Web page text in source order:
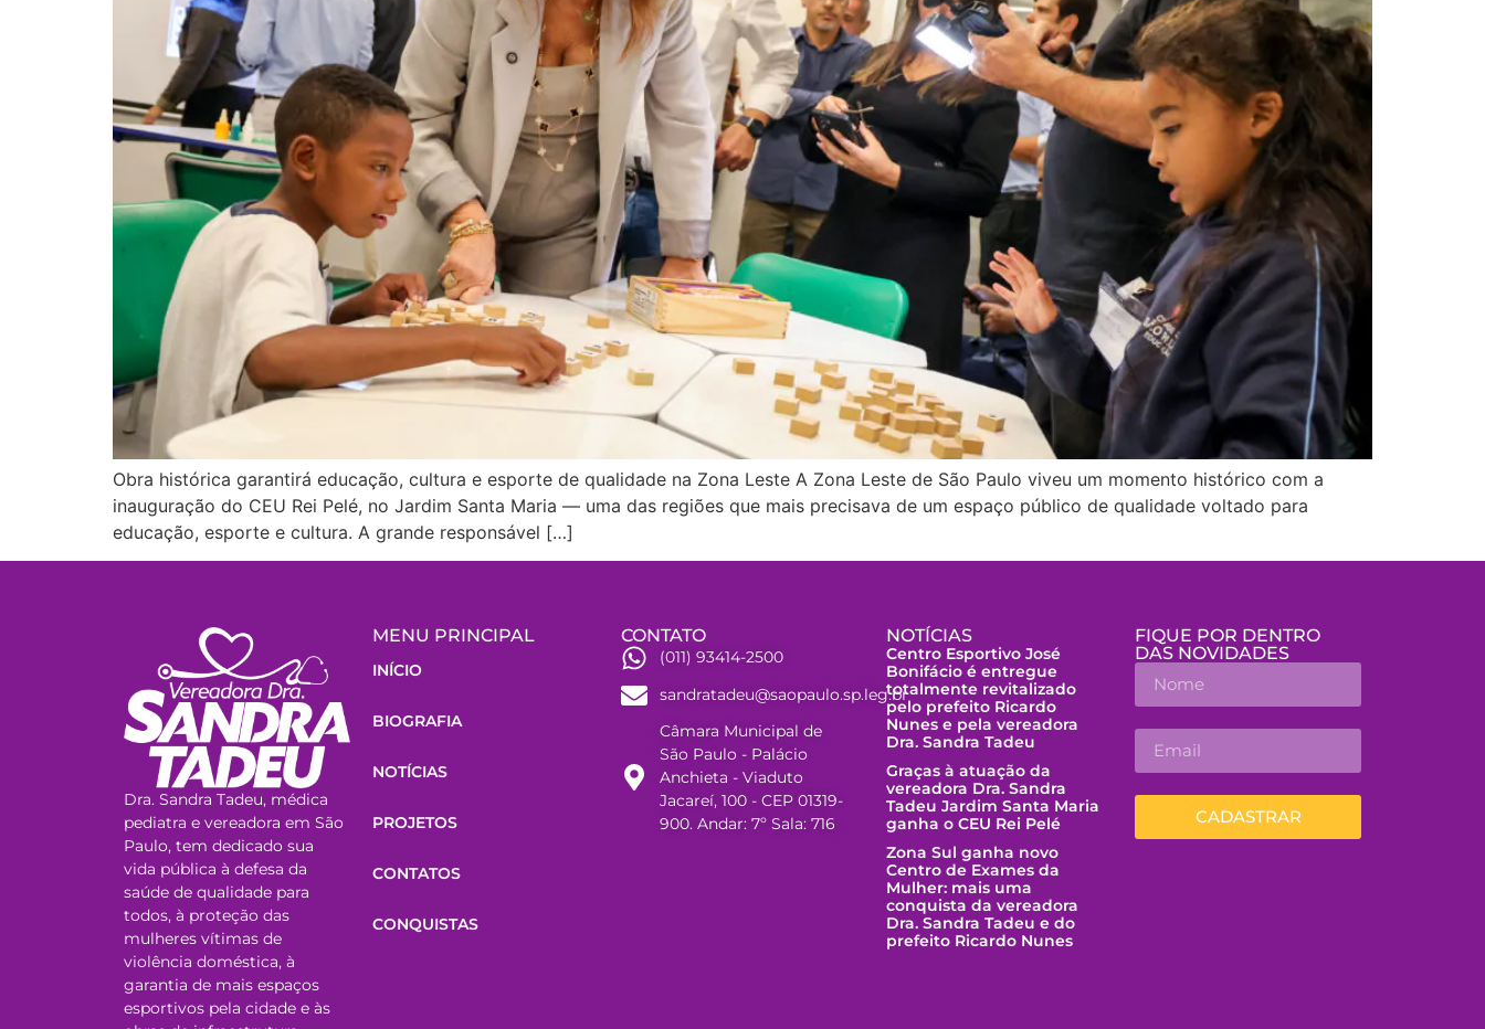
Obra histórica garantirá educação, cultura e esporte de qualidade na Zona Leste A Zona Leste de São Paulo viveu um momento histórico com a
inauguração do CEU Rei Pelé, no Jardim Santa Maria — uma das regiões que mais precisava de um espaço público de qualidade voltado para
educação, esporte e cultura. A grande responsável […]
Dra. Sandra Tadeu, médica
pediatra e vereadora em São
Paulo, tem dedicado sua
vida pública à defesa da
saúde de qualidade para
todos, à proteção das
mulheres vítimas de
violência doméstica, à
garantia de mais espaços
esportivos pela cidade e às
MENU PRINCIPAL
INÍCIO
BIOGRAFIA
NOTÍCIAS
PROJETOS
CONTATOS
CONQUISTAS
CONTATO
(011) 93414-2500
sandratadeu@saopaulo.sp.leg.br
Câmara Municipal de
São Paulo - Palácio
Anchieta - Viaduto
Jacareí, 100 - CEP 01319-
900. Andar: 7º Sala: 716
NOTÍCIAS
Centro Esportivo José
Bonifácio é entregue
totalmente revitalizado
pelo prefeito Ricardo
Nunes e pela vereadora
Dra. Sandra Tadeu
Graças à atuação da
vereadora Dra. Sandra
Tadeu Jardim Santa Maria
ganha o CEU Rei Pelé
Zona Sul ganha novo
Centro de Exames da
Mulher: mais uma
conquista da vereadora
Dra. Sandra Tadeu e do
prefeito Ricardo Nunes
FIQUE POR DENTRO
DAS NOVIDADES
CADASTRAR